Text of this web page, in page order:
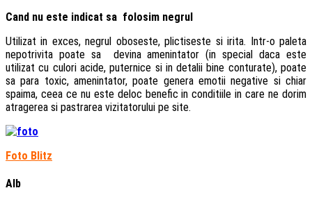
Cand nu este indicat sa folosim negrul
Utilizat in exces, negrul oboseste, plictiseste si irita. Intr-o paleta
nepotrivita poate sa devina amenintator (in special daca este
utilizat cu culori acide, puternice si in detalii bine conturate), poate
sa para toxic, amenintator, poate genera emotii negative si chiar
spaima, ceea ce nu este deloc benefic in conditiile in care ne dorim
atragerea si pastrarea vizitatorului pe site.
Foto Blitz
Alb